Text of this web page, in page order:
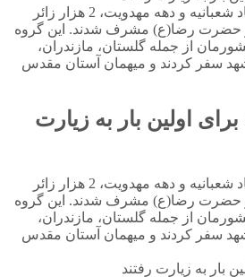
همزمان با فرا رسیدن اعیاد شعبانیه و دهه مهدویت، 2 هزار زائر
حضرت رضا(ع) مشرف شدند. این گروه
از جمله گلستان، مازندران،
سفر کردند و میهمان آستان مقدس
اولین بار به زیارت
همزمان با فرا رسیدن اعیاد شعبانیه و دهه مهدویت، 2 هزار زائر
حضرت رضا(ع) مشرف شدند. این گروه
از جمله گلستان، مازندران،
سفر کردند و میهمان آستان مقدس
بار به زیارت رفتند